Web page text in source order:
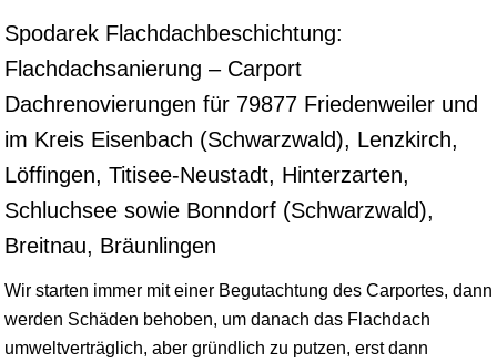
Spodarek Flachdachbeschichtung:
Flachdachsanierung – Carport
Dachrenovierungen für 79877 Friedenweiler und
im Kreis Eisenbach (Schwarzwald), Lenzkirch,
Löffingen, Titisee-Neustadt, Hinterzarten,
Schluchsee sowie Bonndorf (Schwarzwald),
Breitnau, Bräunlingen
Wir starten immer mit einer Begutachtung des Carportes, dann
werden Schäden behoben, um danach das Flachdach
umweltverträglich, aber gründlich zu putzen, erst dann